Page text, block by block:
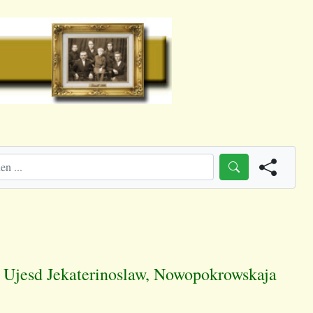
Jekaterinoslaw, Nowopokrowskaja